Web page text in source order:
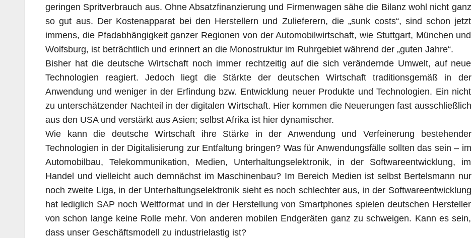
geringen Spritverbrauch aus. Ohne Absatzfinanzierung und Firmenwagen sähe die Bilanz wohl nicht ganz
so gut aus. Der Kostenapparat bei den Herstellern und Zulieferern, die „sunk costs“, sind schon jetzt
immens, die Pfadabhängigkeit ganzer Regionen von der Automobilwirtschaft, wie Stuttgart, München und
Wolfsburg, ist beträchtlich und erinnert an die Monostruktur im Ruhrgebiet während der „guten Jahre“.
Bisher hat die deutsche Wirtschaft noch immer rechtzeitig auf die sich verändernde Umwelt, auf neue
Technologien reagiert. Jedoch liegt die Stärkte der deutschen Wirtschaft traditionsgemäß in der
Anwendung und weniger in der Erfindung bzw. Entwicklung neuer Produkte und Technologien. Ein nicht
zu unterschätzender Nachteil in der digitalen Wirtschaft. Hier kommen die Neuerungen fast ausschließlich
aus den USA und verstärkt aus Asien; selbst Afrika ist hier dynamischer.
Wie kann die deutsche Wirtschaft ihre Stärke in der Anwendung und Verfeinerung bestehender
Technologien in der Digitalisierung zur Entfaltung bringen? Was für Anwendungsfälle sollten das sein – im
Automobilbau, Telekommunikation, Medien, Unterhaltungselektronik, in der Softwareentwicklung, im
Handel und vielleicht auch demnächst im Maschinenbau? Im Bereich Medien ist selbst Bertelsmann nur
noch zweite Liga, in der Unterhaltungselektronik sieht es noch schlechter aus, in der Softwareentwicklung
hat lediglich SAP noch Weltformat und in der Herstellung von Smartphones spielen deutschen Hersteller
von schon lange keine Rolle mehr. Von anderen mobilen Endgeräten ganz zu schweigen. Kann es sein,
dass unser Geschäftsmodell zu industrielastig ist?